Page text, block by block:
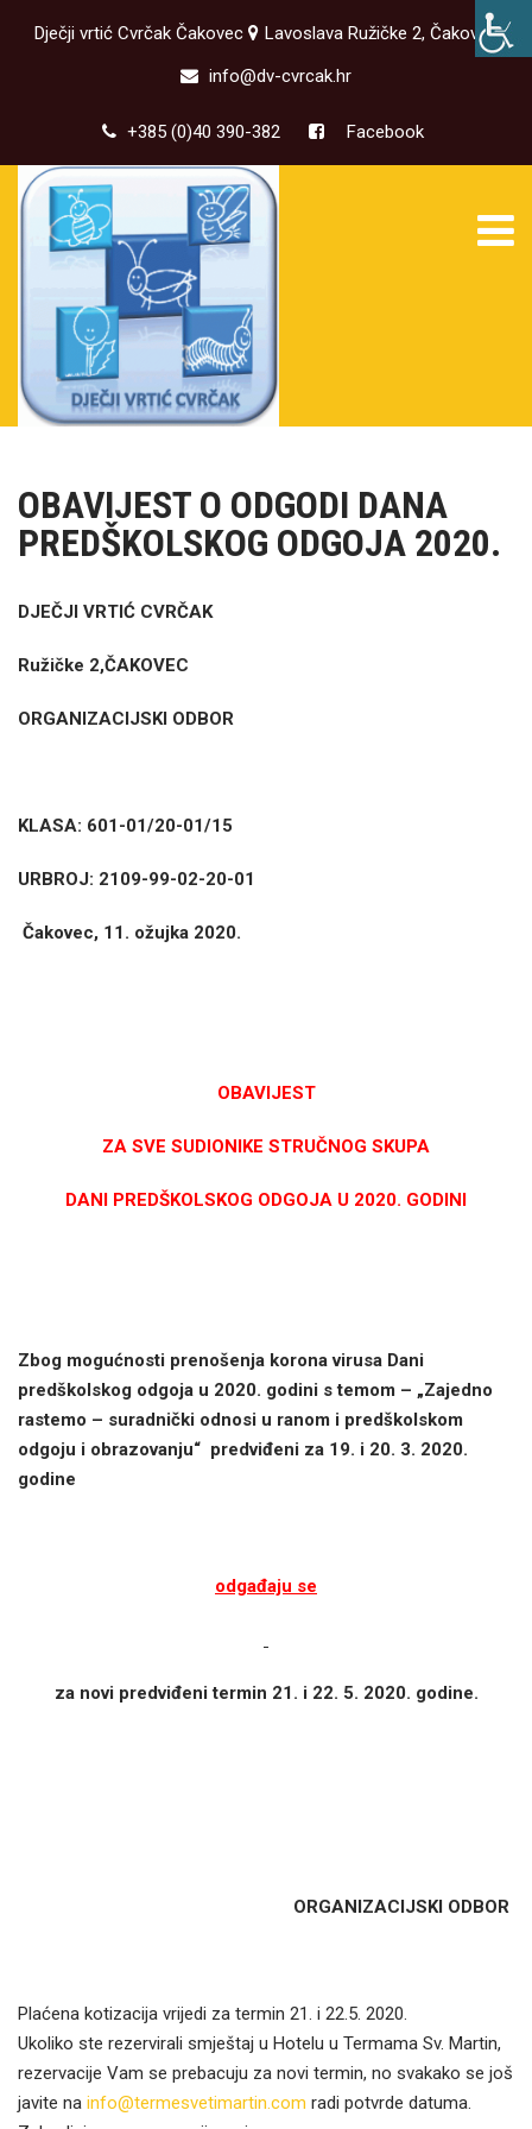
Dječji vrtić Cvrčak Čakovec
Lavoslava Ružičke 2, Čakovec
info@dv-cvrcak.hr
+385 (0)40 390-382 Facebook
OBAVIJEST O ODGODI DANA
PREDŠKOLSKOG ODGOJA 2020.
DJEČJI VRTIĆ CVRČAK
Ružičke 2,ČAKOVEC
ORGANIZACIJSKI ODBOR
KLASA: 601-01/20-01/15
URBROJ: 2109-99-02-20-01
Čakovec, 11. ožujka 2020.
OBAVIJEST
ZA SVE SUDIONIKE STRUČNOG SKUPA
DANI PREDŠKOLSKOG ODGOJA U 2020. GODINI
Zbog mogućnosti prenošenja korona virusa Dani
predškolskog odgoja u 2020. godini s temom – „Zajedno
rastemo – suradnički odnosi u ranom i predškolskom
odgoju i obrazovanju“ predviđeni za 19. i 20. 3. 2020.
godine
odgađaju se
za novi predviđeni termin 21. i 22. 5. 2020. godine.
ORGANIZACIJSKI ODBOR
Plaćena kotizacija vrijedi za termin 21. i 22.5. 2020.
Ukoliko ste rezervirali smještaj u Hotelu u Termama Sv. Martin,
rezervacije Vam se prebacuju za novi termin, no svakako se još
javite na info@termesvetimartin.com radi potvrde datuma.